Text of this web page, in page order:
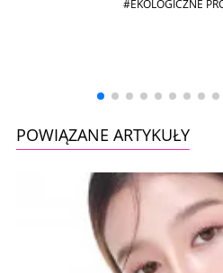
#EKOLOGICZNE
POWIĄZANE ARTYKUŁY